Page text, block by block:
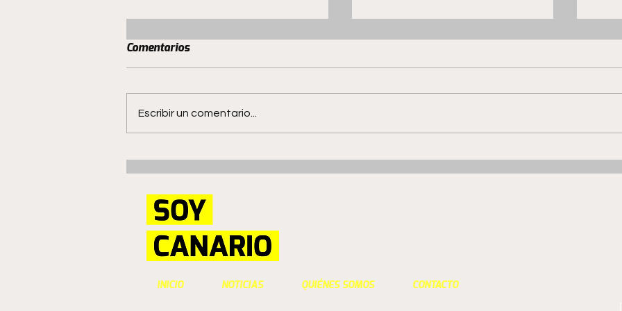
Comentarios
Escribir un comentario...
INICIO NOTICIAS QUIÉNES SOMOS CONTACTO